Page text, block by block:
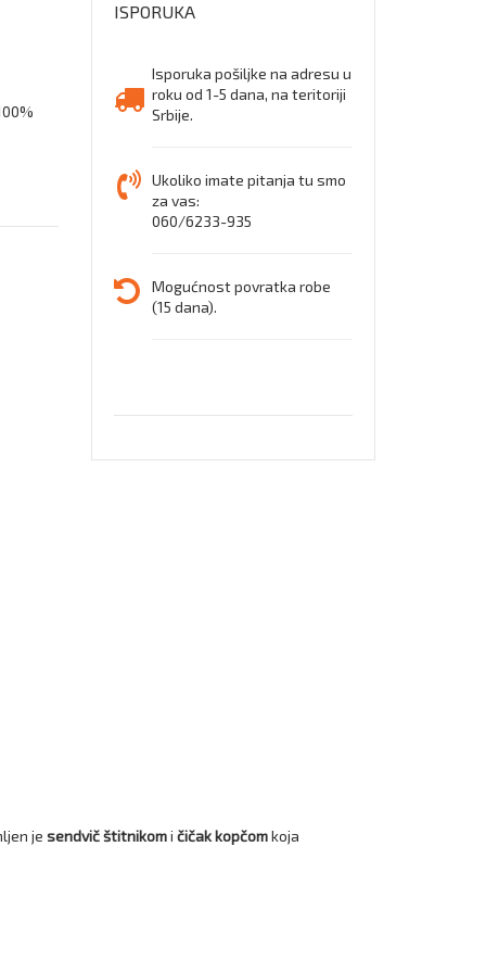
ISPORUKA
Isporuka pošiljke na adresu u
roku od 1-5 dana, na teritoriji
Srbije.
Ukoliko imate pitanja tu smo
za vas:
060/6233-935
Mogućnost povratka robe
(15 dana).
je sendvič štitnikomi čičak kopčomkoja